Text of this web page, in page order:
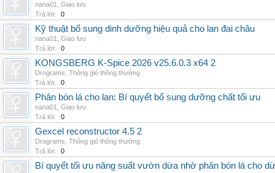
nana01
Giao lưu
Trả lời:
0
Kỹ thuật bổ sung dinh dưỡng hiệu quả cho lan đai châu
nana01
Giao lưu
Trả lời:
0
KONGSBERG K-Spice 2026 v25.6.0.3 x64 2
Drograms Thông gió thông thường
Trả lời:
0
Phân bón lá cho lan: Bí quyết bổ sung dưỡng chất tối ưu
nana01
Giao lưu
Trả lời:
0
Gexcel reconstructor 4.5 2
Drograms Thông gió thông thường
Trả lời:
0
Bí quyết tối ưu năng suất vườn dừa nhờ phân bón lá cho